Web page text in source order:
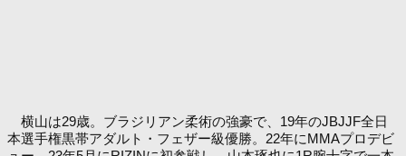
横山は29歳。ブラジリアン柔術の強豪で、19年のJBJJF全日
本選手権黒帯アダルト・フェザー級優勝。22年にMMAプロデビ